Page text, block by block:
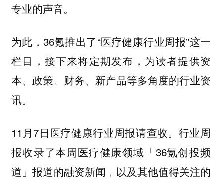
专业的声音。
为此，36氪推出了“医疗健康行业周报”这一
栏目，接下来将定期发布，为读者提供资
本、政策、财务、新产品等多角度的行业资
讯。
11月7日医疗健康行业周报请查收。行业周
报收录了本周医疗健康领域「36氪创投频
道」报道的融资新闻，以及其他值得关注的